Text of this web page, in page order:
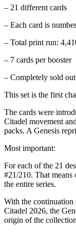
– 21 different cards
– Each card is
– Total print run:
– 7 cards per booster
– Completely sold out
This set is the first
The cards were
Citadel movement
packs. A Genesis
Most important:
For each of the 21
#21/210. That means
the entire series.
With the continuation
Citadel 2026, the
origin of the